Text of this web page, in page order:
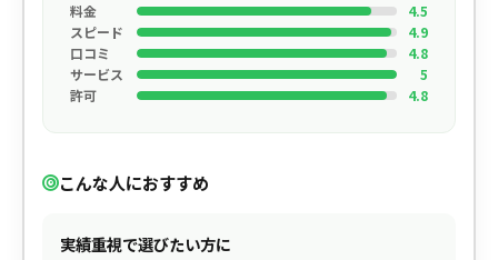
料金
4.5
スピード
4.9
口コミ
4.8
サービス
5
許可
4.8
こんな人におすすめ
実績重視で選びたい方に